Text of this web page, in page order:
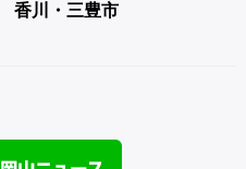
香川・三豊市